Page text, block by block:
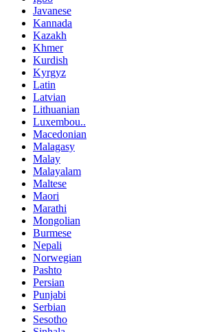
Javanese
Kannada
Kazakh
Khmer
Kurdish
Kyrgyz
Latin
Latvian
Lithuanian
Luxembou..
Macedonian
Malagasy
Malay
Malayalam
Maltese
Maori
Marathi
Mongolian
Burmese
Nepali
Norwegian
Pashto
Persian
Punjabi
Serbian
Sesotho